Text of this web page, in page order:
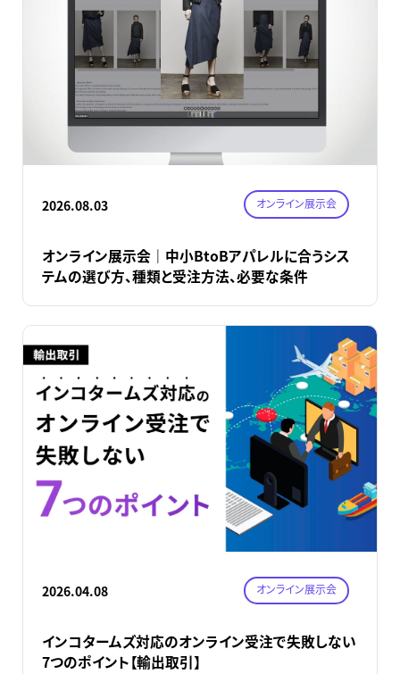
2026.08.03 オンライン展示会
オンライン展示会｜中小BtoBアパレルに合うシス
テムの選び方、種類と受注方法、必要な条件
2026.04.08 オンライン展示会
インコタームズ対応のオンライン受注で失敗しない
7つのポイント【輸出取引】